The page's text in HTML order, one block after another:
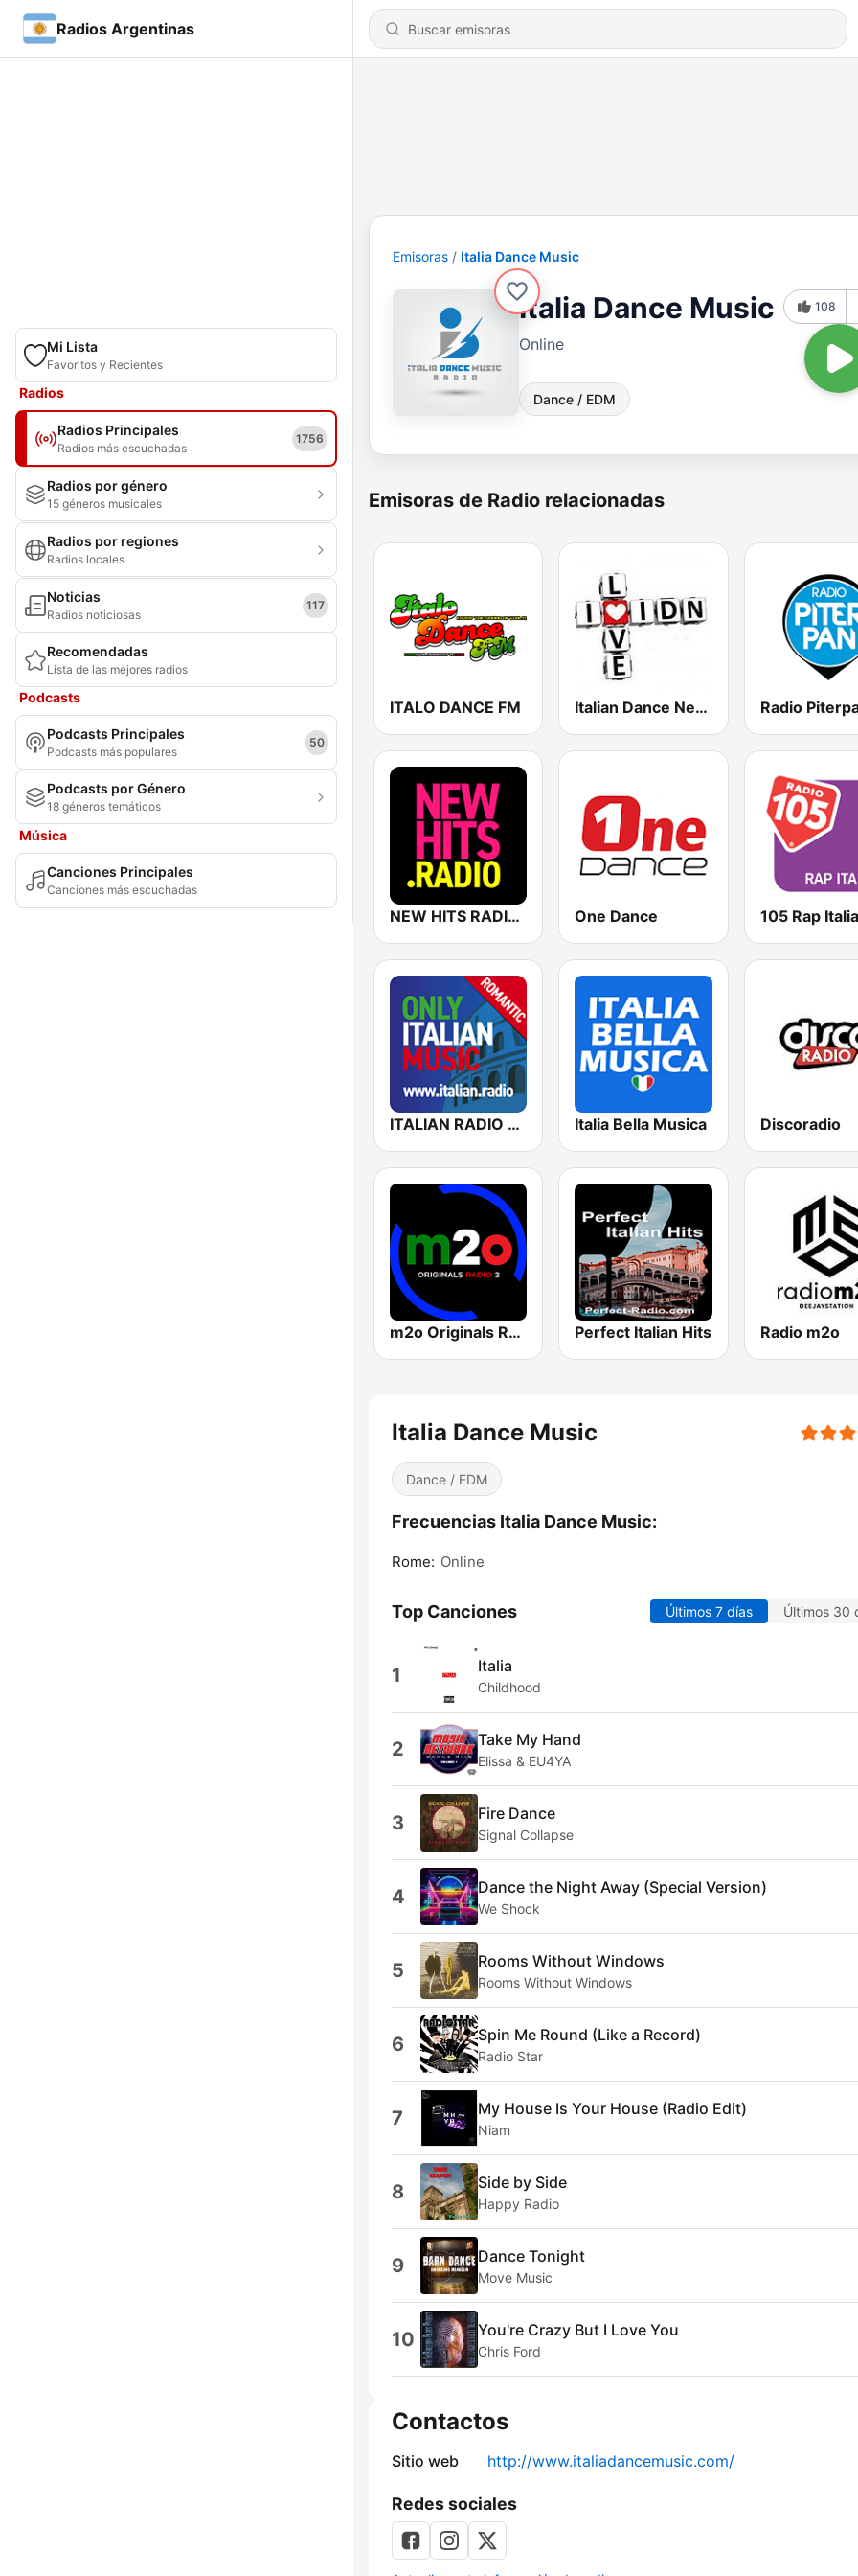
Radios Argentinas
Mi Lista
Favoritos y Recientes
Radios
Radios Principales
Radios más escuchadas
1756
Radios por género
15 géneros musicales
Radios por regiones
Radios locales
Noticias
Radios noticiosas
117
Recomendadas
Lista de las mejores radios
Podcasts
Podcasts Principales
Podcasts más populares
50
Podcasts por Género
18 géneros temáticos
Música
Canciones Principales
Canciones más escuchadas
Emisoras Italia Dance Music
Italia Dance Music
Online
Dance / EDM
108
Emisoras de Radio relacionadas
ITALO DANCE FM Italian Dance Network Radio
NEW HITS RADIO Italia One Dance 105 Rap Italia
ITALIAN RADIO - ITALIAN.radio Italia Bella Musica Discoradio
m2o Originals Radio 2 Perfect Italian Hits Radio m2o
Italia Dance Music
Dance / EDM
Frecuencias Italia Dance Music:
Rome: Online
Top Canciones Últimos 7 días Últimos 30
1 Italia
Childhood
2 Take My Hand
Elissa & EU4YA
3 Fire Dance
Signal Collapse
4 Dance the Night Away (Special Version)
We Shock
5 Rooms Without Windows
Rooms Without Windows
6 Spin Me Round (Like a Record)
Radio Star
7 My House Is Your House (Radio Edit)
Niam
8 Side by Side
Happy Radio
9 Dance Tonight
Move Music
10 You're Crazy But I Love You
Chris Ford
Contactos
Sitio web http://www.italiadancemusic.com/
Redes sociales